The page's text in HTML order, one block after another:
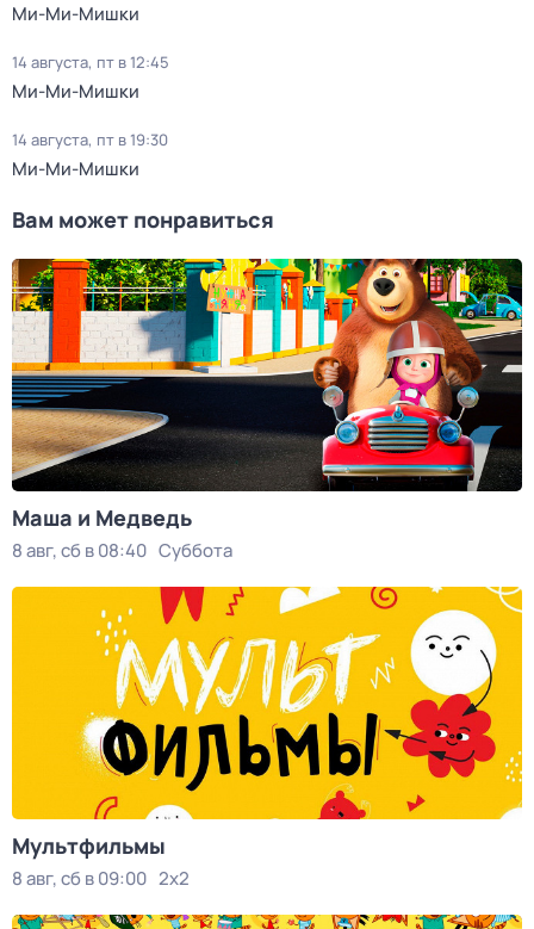
Ми-Ми-Мишки
14 августа, пт в 12:45
Ми-Ми-Мишки
14 августа, пт в 19:30
Ми-Ми-Мишки
Вам может понравиться
Маша и Медведь
8 авг, сб в 08:40 Суббота
Мультфильмы
8 авг, сб в 09:00 2x2